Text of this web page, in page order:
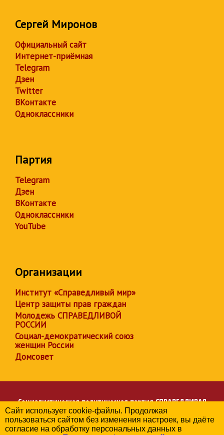
Сергей Миронов
Официальный сайт
Интернет-приёмная
Telegram
Дзен
Twitter
ВКонтакте
Одноклассники
Партия
Telegram
Дзен
ВКонтакте
Одноклассники
YouTube
Организации
Институт «Справедливый мир»
Центр защиты прав граждан
Молодежь СПРАВЕДЛИВОЙ
РОССИИ
Социал-демократический союз
женщин России
Домсовет
Социалистическая политическая партияСПРАВЕДЛИВАЯ
РОССИЯ
Региональное отделение партии в Республике Дагестан
Сайт использует cookie-файлы. Продолжая
пользоваться сайтом без изменения настроек, вы даёте
согласие на обработку персональных данных в